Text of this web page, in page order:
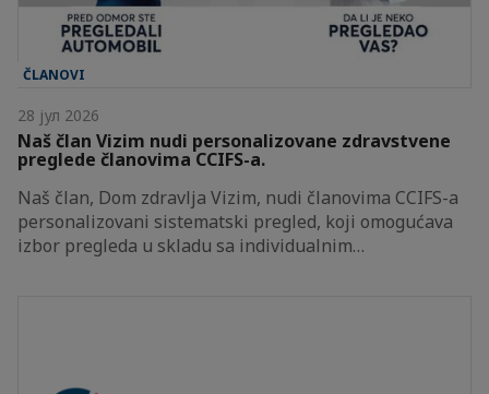
ČLANOVI
28 јул 2026
Naš član Vizim nudi personalizovane zdravstvene
preglede članovima CCIFS-a.
Naš član, Dom zdravlja Vizim, nudi članovima CCIFS-a
personalizovani sistematski pregled, koji omogućava
izbor pregleda u skladu sa individualnim…